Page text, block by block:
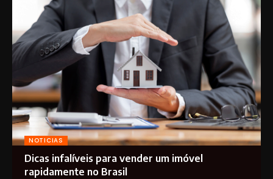
NOTICIAS
Dicas infalíveis para vender um imóvel
rapidamente no Brasil